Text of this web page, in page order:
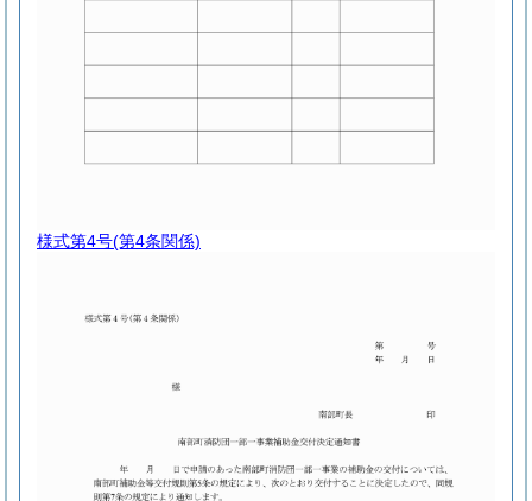
様式第4号(第4条関係)